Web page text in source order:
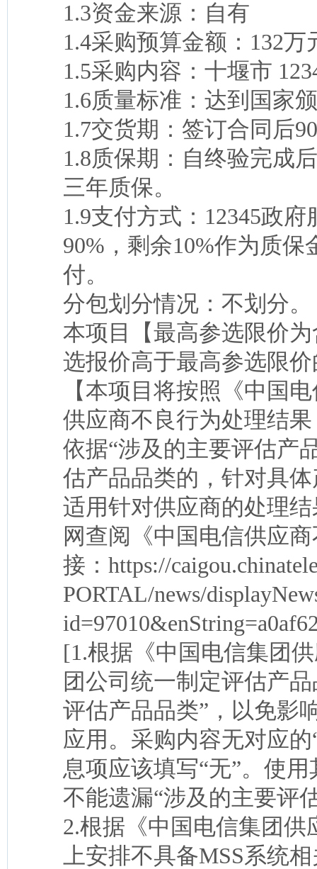
1.3资金来源：自有
1.4采购预算金额：132万
1.5采购内容：十堰市
1.6质量标准：达到国家
1.7交货期：签订合同后
1.8质保期：自终验完成
三年质保。
1.9支付方式：12345政
90%，剩余10%作为质
付。
分包划分情况：不划分。
本项目【最高参选限价
选报价高于最高参选限
【本项目将按照《中国
供应商不良行为处理结
依据“涉及的主要评估产
估产品品类的，针对具
适用针对供应商的处理
网查阅《中国电信供应
接：https://
PORTAL/news/
[1.根据《中国电信集团
团公司统一制定评估产
评估产品品类”，以免影
应用。采购内容无对应
息项应该填写“无”。使
不能遗漏“涉及的主要评
2.根据《中国电信集团
上安排不具备MSS系统